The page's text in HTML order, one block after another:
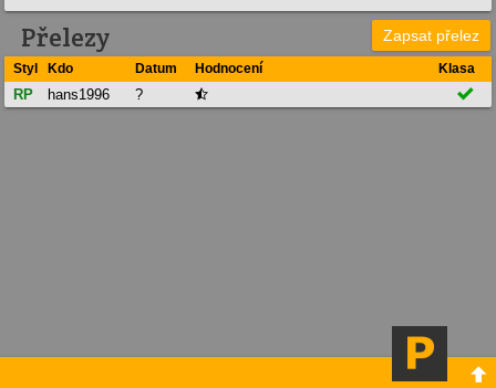
Přelezy Zapsat přelez
Styl Kdo Datum Hodnocení Klasa
RP hans1996 ?  
